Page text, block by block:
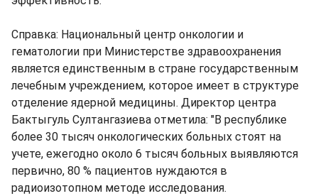
Справка: Национальный центр онкологии и
гематологии при Министерстве здравоохранения
является единственным в стране государственным
лечебным учреждением, которое имеет в структуре
отделение ядерной медицины. Директор центра
Бактыгуль Султангазиева отметила: "В республике
более 30 тысяч онкологических больных стоят на
учете, ежегодно около 6 тысяч больных выявляются
первично, 80 % пациентов нуждаются в
радиоизотопном методе исследования.